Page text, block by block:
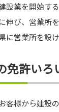
設業を開始す
伸び、営業所
に営業所を設
免許いろ
客様から建設